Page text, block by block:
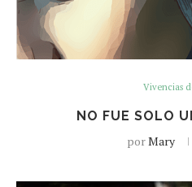
Vivencias
NO FUE SOLO
porMary